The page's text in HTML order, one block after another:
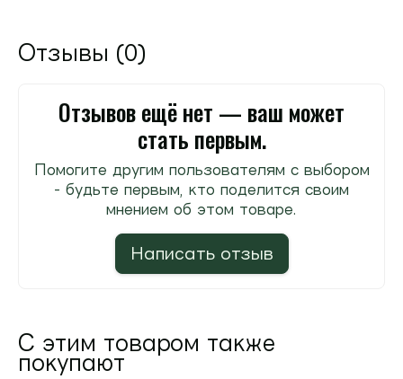
Отзывы (0)
Отзывов ещё нет — ваш может
стать первым.
Помогите другим пользователям с выбором
- будьте первым, кто поделится своим
мнением об этом товаре.
Написать отзыв
С этим товаром также
покупают